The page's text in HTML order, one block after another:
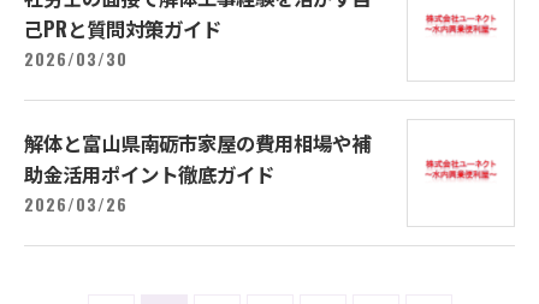
己PRと質問対策ガイド
2026/03/30
解体と富山県南砺市家屋の費用相場や補
助金活用ポイント徹底ガイド
2026/03/26